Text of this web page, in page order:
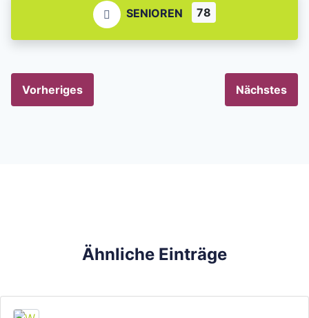
SENIOREN 78
Vorheriges Nächstes
Ähnliche Einträge